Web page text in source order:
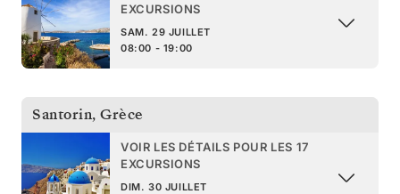
EXCURSIONS
SAM. 29 JUILLET
08:00 - 19:00
Santorin, Grèce
VOIR LES DÉTAILS POUR LES 17
EXCURSIONS
DIM. 30 JUILLET